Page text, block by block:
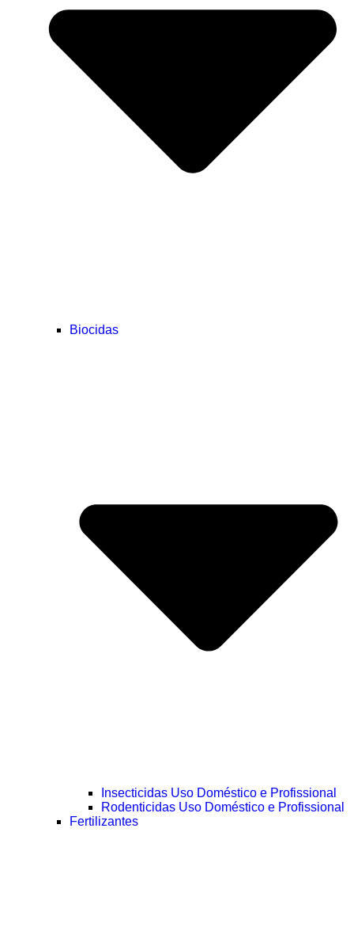
Biocidas
Insecticidas Uso Doméstico e Profissional
Rodenticidas Uso Doméstico e Profissional
Fertilizantes